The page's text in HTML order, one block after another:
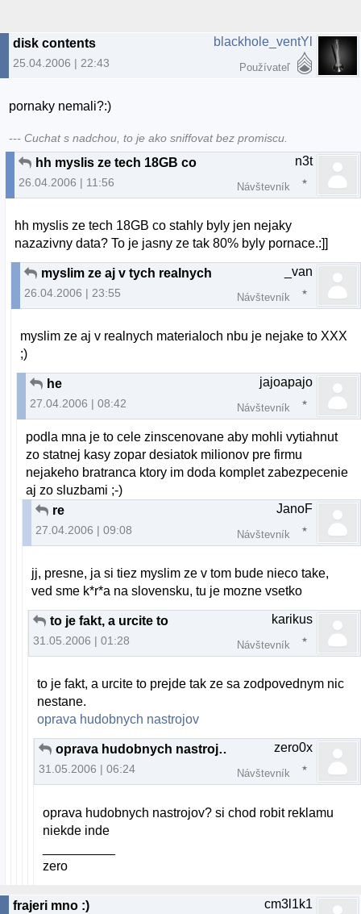
disk contents
25.04.2006 | 22:43
blackhole_ventYl
Používateľ
pornaky nemali?:)
--- Cuchat s nadchou, to je ako sniffovat bez promiscu.
hh myslis ze tech 18GB co
26.04.2006 | 11:56
n3t
Návštevník
hh myslis ze tech 18GB co stahly byly jen nejaky
nazazivny data? To je jasny ze tak 80% byly pornace.:]]
myslim ze aj v tych realnych
26.04.2006 | 23:55
_van
Návštevník
myslim ze aj v realnych materialoch nbu je nejake to XXX
;)
he
27.04.2006 | 08:42
jajoapajo
Návštevník
podla mna je to cele zinscenovane aby mohli vytiahnut
zo statnej kasy zopar desiatok milionov pre firmu
nejakeho bratranca ktory im doda komplet zabezpecenie
aj zo sluzbami ;-)
re
27.04.2006 | 09:08
JanoF
Návštevník
jj, presne, ja si tiez myslim ze v tom bude nieco take,
ved sme k*r*a na slovensku, tu je mozne vsetko
to je fakt, a urcite to
31.05.2006 | 01:28
karikus
Návštevník
to je fakt, a urcite to prejde tak ze sa zodpovednym nic
nestane.
oprava hudobnych nastrojov
oprava hudobnych nastrojov?
31.05.2006 | 06:24
zero0x
Návštevník
oprava hudobnych nastrojov? si chod robit reklamu
niekde inde
zero
frajeri mno :) cm3l1k1